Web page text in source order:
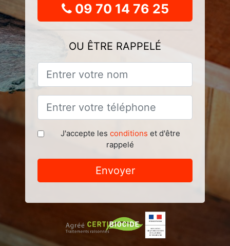
09 70 14 76 25
OU ÊTRE RAPPELÉ
J'accepte les conditions et d'être
rappelé
Envoyer